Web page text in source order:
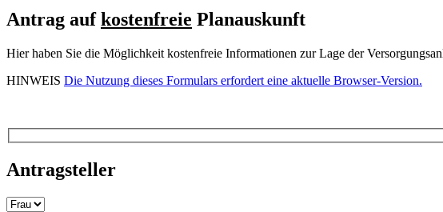
Antrag aufkostenfreie Planauskunft
Hier haben Sie die Möglichkeit kostenfreie Informationen zur Lage der
HINWEIS Die Nutzung dieses Formulars erfordert eine aktuelle Browser-Version.
Antragsteller